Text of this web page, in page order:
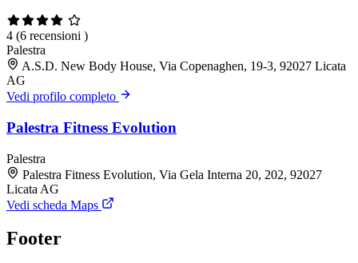
4 (6 recensioni )
Palestra
A.S.D. New Body House, Via Copenaghen, 19-3, 92027 Licata
AG
Vedi profilo completo
Palestra Fitness Evolution
Palestra
Palestra Fitness Evolution, Via Gela Interna 20, 202, 92027
Licata AG
Vedi scheda Maps
Footer